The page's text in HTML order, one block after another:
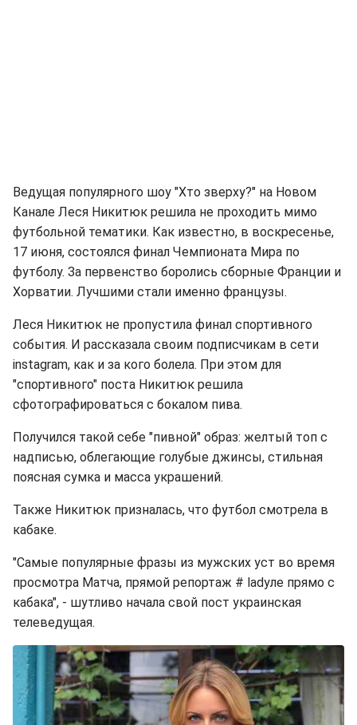
Ведущая популярного шоу "Хто зверху?" на Новом
Канале Леся Никитюк решила не проходить мимо
футбольной тематики. Как известно, в воскресенье,
17 июня, состоялся финал Чемпионата Мира по
футболу. За первенство боролись сборные Франции и
Хорватии. Лучшими стали именно французы.
Леся Никитюк не пропустила финал спортивного
события. И рассказала своим подписчикам в сети
instagram, как и за кого болела. При этом для
"спортивного" поста Никитюк решила
сфотографироваться с бокалом пива.
Получился такой себе "пивной" образ: желтый топ с
надписью, облегающие голубые джинсы, стильная
поясная сумка и масса украшений.
Также Никитюк призналась, что футбол смотрела в
кабаке.
"Самые популярные фразы из мужских уст во время
просмотра Матча, прямой репортаж # ladyле прямо с
кабака", - шутливо начала свой пост украинская
телеведущая.